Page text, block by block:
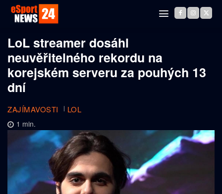
LoL streamer dosáhl
neuvěřitelného rekordu na
korejském serveru za pouhých 13
dní
ZAJÍMAVOSTI LOL
1 min.